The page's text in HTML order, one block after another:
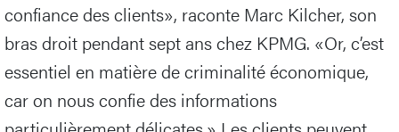
confiance des clients», raconte Marc Kilcher, son
bras droit pendant sept ans chez KPMG. «Or, c’est
essentiel en matière de criminalité économique,
car on nous confie des informations